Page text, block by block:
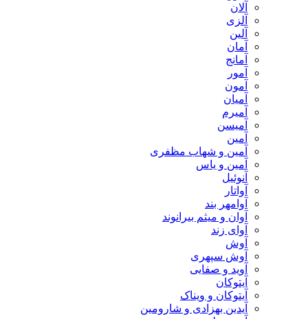
آلان
آلزی
آلین
آمان
آمانج
آمور
آمون
آمیان
آمیرم
آمیسن
آمین
آمین و شهاب مظفری
آمین و یاس
آنوئیل
آواتار
آوامهر بند
آوان و میثم بیرانوند
آوای زند
آوش
آوش سپهری
آوید و صفایی
آیتوکان
آیتوکان و ویناک
آیدین بهزادی و شارومین